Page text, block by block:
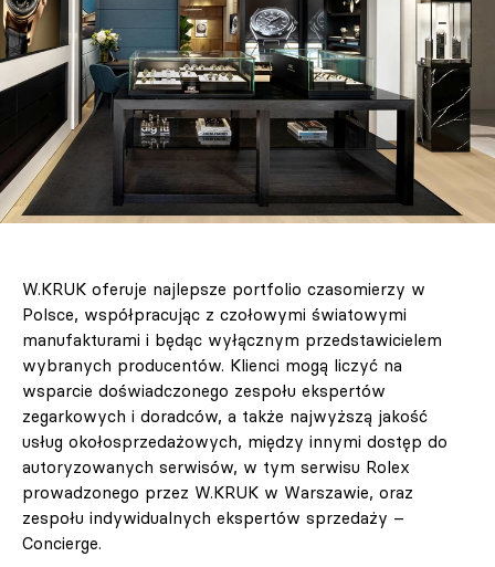
W.KRUK oferuje najlepsze portfolio czasomierzy w
Polsce, współpracując z czołowymi światowymi
manufakturami i będąc wyłącznym przedstawicielem
wybranych producentów. Klienci mogą liczyć na
wsparcie doświadczonego zespołu ekspertów
zegarkowych i doradców, a także najwyższą jakość
usług okołosprzedażowych, między innymi dostęp do
autoryzowanych serwisów, w tym serwisu Rolex
prowadzonego przez W.KRUK w Warszawie, oraz
zespołu indywidualnych ekspertów sprzedaży –
Concierge.